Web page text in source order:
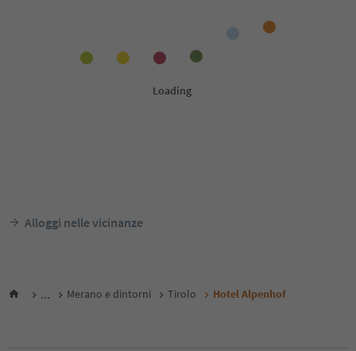
Alloggi nelle vicinanze
... Merano e dintorni Tirolo Hotel Alpenhof